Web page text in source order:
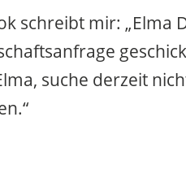
schreibt mir: „Elma
suche derzeit